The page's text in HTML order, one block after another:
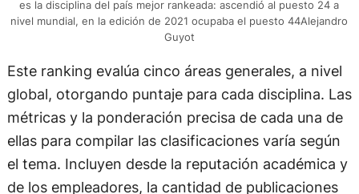
es la disciplina del país mejor rankeada: ascendió al puesto 24 a
nivel mundial, en la edición de 2021 ocupaba el puesto 44Alejandro
Guyot
Este ranking evalúa cinco áreas generales, a nivel
global, otorgando puntaje para cada disciplina. Las
métricas y la ponderación precisa de cada una de
ellas para compilar las clasificaciones varía según
el tema. Incluyen desde la reputación académica y
de los empleadores, la cantidad de publicaciones